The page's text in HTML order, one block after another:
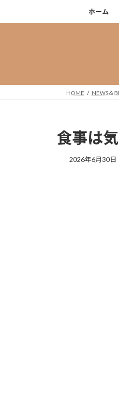
キ
に
ホーム
HOME NEWS＆
食事は
2026年6月30日